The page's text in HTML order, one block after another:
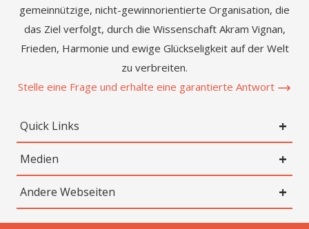
gemeinnützige, nicht-gewinnorientierte Organisation, die
das Ziel verfolgt, durch die Wissenschaft Akram Vignan,
Frieden, Harmonie und ewige Glückseligkeit auf der Welt
zu verbreiten.
Stelle eine Frage und erhalte eine garantierte Antwort
Quick Links
Medien
Andere Webseiten